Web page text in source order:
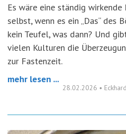
Es wäre eine ständig
selbst, wenn es ein „Das“ des
kein Teufel, was dann? Und
vielen Kulturen die
zur Fastenzeit.
mehr lesen ...
28.02.2026 •